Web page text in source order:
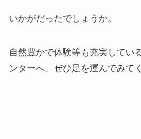
いかがだったでしょうか。
自然豊かで体験等も充実してい
ンターへ、ぜひ足を運んでみて